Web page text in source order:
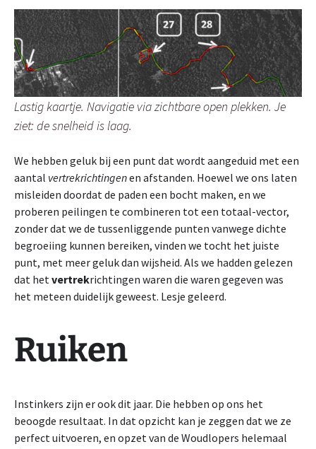
Lastig kaartje. Navigatie via zichtbare open plekken. Je
ziet: de snelheid is laag.
We hebben geluk bij een punt dat wordt aangeduid met een
aantal vertrekrichtingenen afstanden. Hoewel we ons laten
misleiden doordat de paden een bocht maken, en we
proberen peilingen te combineren tot een totaal-vector,
zonder dat we de tussenliggende punten vanwege dichte
begroeiing kunnen bereiken, vinden we tocht het juiste
punt, met meer geluk dan wijsheid. Als we hadden gelezen
dat het vertrekrichtingen waren die waren gegeven was
het meteen duidelijk geweest. Lesje geleerd.
Ruiken
Instinkers zijn er ook dit jaar. Die hebben op ons het
beoogde resultaat. In dat opzicht kan je zeggen dat we ze
perfect uitvoeren, en opzet van de Woudlopers helemaal